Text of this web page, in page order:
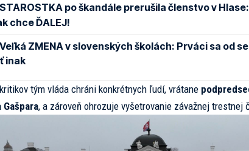
STAROSTKA po škandále prerušila členstvo v
chce ĎALEJ!
Veľká ZMENA v slovenských školách: Prváci sa od
inak
tým vláda chráni konkrétnych ľudí, vrátane
Gašpara, a zároveň ohrozuje vyšetrovanie závažnej trestnej